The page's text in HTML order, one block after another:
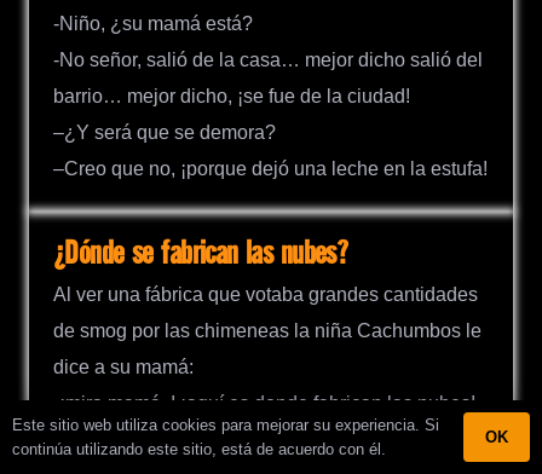
-Niño, ¿su mamá está?
-No señor, salió de la casa… mejor dicho salió del
barrio… mejor dicho, ¡se fue de la ciudad!
–¿Y será que se demora?
–Creo que no, ¡porque dejó una leche en la estufa!
¿Dónde se fabrican las nubes?
Al ver una fábrica que votaba grandes cantidades
de smog por las chimeneas la niña Cachumbos le
dice a su mamá:
-¡mira mamá..! ¡aquí es donde fabrican las nubes!
Este sitio web utiliza cookies para mejorar su experiencia. Si
continúa utilizando este sitio, está de acuerdo con él.
OK